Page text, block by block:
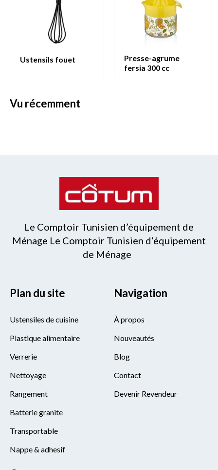
ustensils fouet
presse-agrume
fersia 300 cc
vu récemment
Le Comptoir Tunisien d’équipement de
Ménage Le Comptoir Tunisien d’équipement
de Ménage
Plan du site
Ustensiles de cuisine
Plastique alimentaire
Verrerie
Nettoyage
Rangement
Batterie granite
Transportable
Nappe & adhesif
Navigation
À propos
Nouveautés
Blog
Contact
Devenir Revendeur